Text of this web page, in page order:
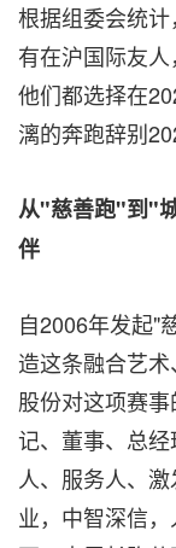
根据组委会统
有在沪国际友人
他们都选择在
漓的奔跑辞别
从"慈善跑"到"
伴
自2006年发起"
造这条融合艺
股份对这项赛
记、董事、总
人、服务人、
业，中智深信